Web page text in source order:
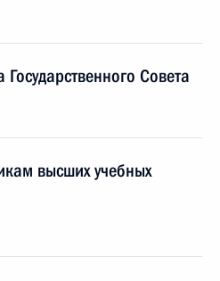
Совета
высших учебных